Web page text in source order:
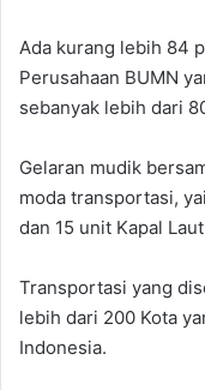
Ada kurang lebih 84
Perusahaan BUMN
sebanyak lebih dari
Gelaran mudik
moda transportasi,
dan 15 unit Kapal
Transportasi yang
lebih dari 200 Kota
Indonesia.